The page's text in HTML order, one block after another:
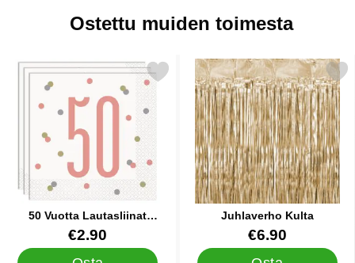
Ostettu muiden toimesta
50 Vuotta Lautasliinat
Valkoinen & Vaaleanpunainen
Tuote.nro 41653
€2.90
50 Vuotta Lautasliinat Valkoinen & Vaaleanpunainen
Juhlaverho Kulta
Tuote.nro 20485
€6.90
Merkitse juhlaverho